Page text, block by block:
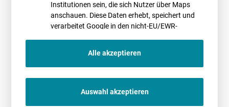
Online | 02.12.2024
BWE-Webinar: Gesetzliche Ansprüche auf
Nutzung kommunaler Grundstücke für Wind-
und PV-Projekte
Institutionen sein, die sich Nutzer über Maps
anschauen. Diese Daten erhebt, speichert und
verarbeitet Google in den nicht-EU/EWR-
Alle akzeptieren
Auswahl akzeptieren